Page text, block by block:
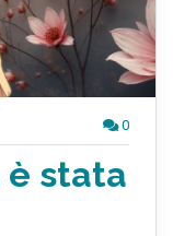
0
è stata